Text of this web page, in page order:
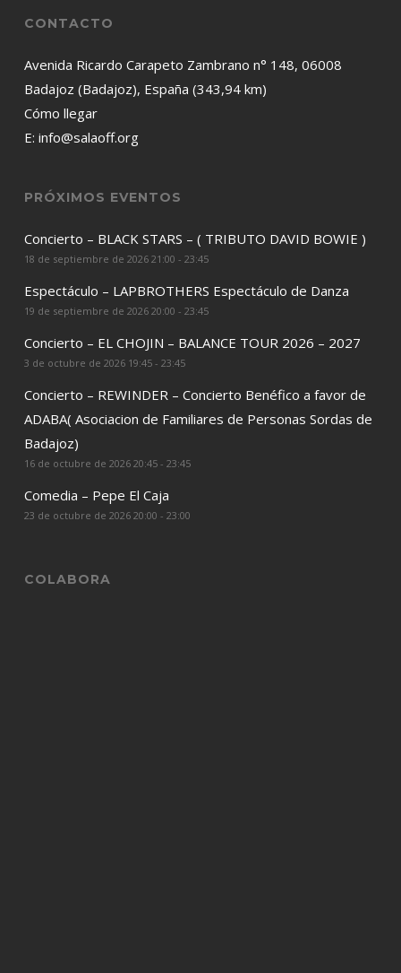
CONTACTO
Avenida Ricardo Carapeto Zambrano n° 148, 06008
Badajoz (Badajoz), España (343,94 km)
Cómo llegar
E: info@salaoff.org
PRÓXIMOS EVENTOS
Concierto – BLACK STARS – ( TRIBUTO DAVID BOWIE )
18 de septiembre de 2026 21:00 - 23:45
Espectáculo – LAPBROTHERS Espectáculo de Danza
19 de septiembre de 2026 20:00 - 23:45
Concierto – EL CHOJIN – BALANCE TOUR 2026 – 2027
3 de octubre de 2026 19:45 - 23:45
Concierto – REWINDER – Concierto Benéfico a favor de
ADABA( Asociacion de Familiares de Personas Sordas de
Badajoz)
16 de octubre de 2026 20:45 - 23:45
Comedia – Pepe El Caja
23 de octubre de 2026 20:00 - 23:00
COLABORA